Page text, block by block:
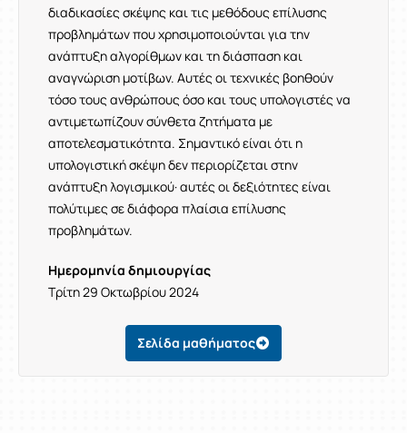
διαδικασίες σκέψης και τις μεθόδους επίλυσης
προβλημάτων που χρησιμοποιούνται για την
ανάπτυξη αλγορίθμων και τη διάσπαση και
αναγνώριση μοτίβων. Αυτές οι τεχνικές βοηθούν
τόσο τους ανθρώπους όσο και τους υπολογιστές να
αντιμετωπίζουν σύνθετα ζητήματα με
αποτελεσματικότητα. Σημαντικό είναι ότι η
υπολογιστική σκέψη δεν περιορίζεται στην
ανάπτυξη λογισμικού· αυτές οι δεξιότητες είναι
πολύτιμες σε διάφορα πλαίσια επίλυσης
προβλημάτων.
Ημερομηνία δημιουργίας
Τρίτη 29 Οκτωβρίου 2024
Σελίδα μαθήματος